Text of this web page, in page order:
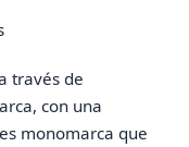
través de
con una
monomarca que